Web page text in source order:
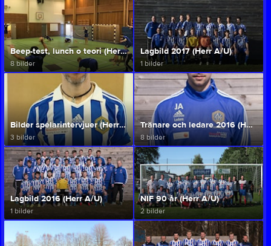
Beep-test, lunch o teori (Herr A/U)
8 bilder
Lagbild 2017 (Herr A/U)
1 bilder
Bilder spelarintervjuer (Herr A/U)
3 bilder
Tränare och ledare 2016 (Herr A/U)
8 bilder
Lagbild 2016 (Herr A/U)
1 bilder
NIF 90 år (Herr A/U)
2 bilder